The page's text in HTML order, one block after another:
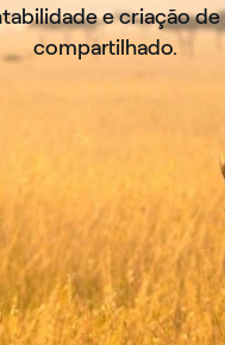
e criação
compartilhado.